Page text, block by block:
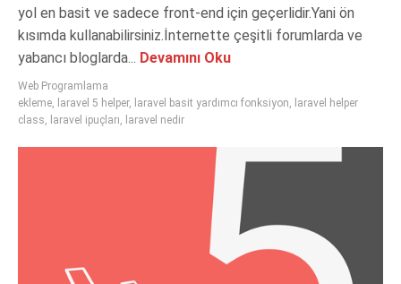
yol en basit ve sadece front-end için geçerlidir.Yani ön
kısımda kullanabilirsiniz.İnternette çeşitli forumlarda ve
yabancı bloglarda... Devamını Oku
Web Programlama
ekleme, laravel 5 helper, laravel basit yardımcı fonksiyon, laravel helper
class, laravel ipuçları, laravel nedir